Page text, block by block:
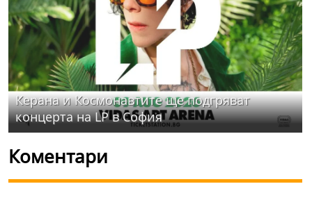
Керана и Космонавтите ще подгряват
концерта на LP в София
Коментари